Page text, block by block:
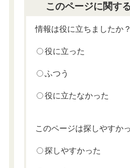
このページに関す
情報は役に立ちましたか？
役に立った
ふつう
役に立たなかった
このページは探しやすか
探しやすかった